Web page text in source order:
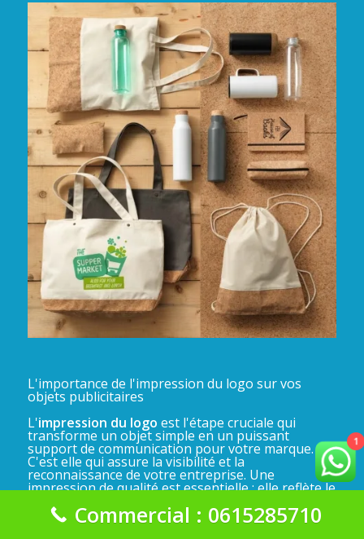
L'importance de l'impression du logo sur vos
objets publicitaires
L'impression du logo est l'étape cruciale qui
transforme un objet simple en un puissant
support de communication pour votre marque.
C'est elle qui assure la visibilité et la
reconnaissance de votre entreprise. Une
impression de qualité est essentielle : elle reflète le
que votre message perdure. Un logo bien imprimé
sur un objet utile ou esthétique renforce votre
1
Commercial : 0615285710